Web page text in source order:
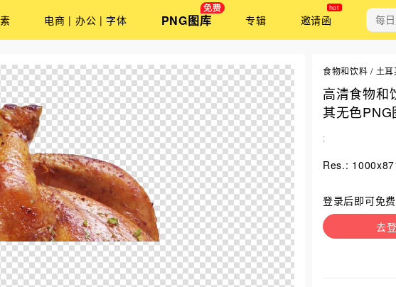
电商 | 办公 | 字体 PNG图库 专辑 邀请函
食物和饮料 / 土耳
高清食物和
其无色PNG
;
Res.:
登录后即可免
去